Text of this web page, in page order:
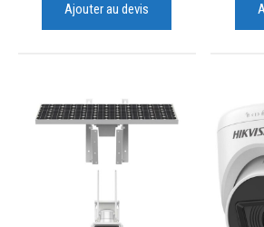
Ajouter au devis